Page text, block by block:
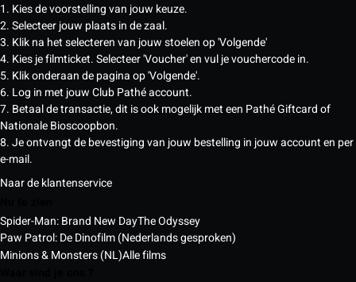
1. Kies de voorstelling van jouw keuze.
2. Selecteer jouw plaats in de zaal.
3. Klik na het selecteren van jouw stoelen op 'Volgende'
4. Kies je filmticket. Selecteer 'Voucher' en vul je vouchercode in.
5. Klik onderaan de pagina op 'Volgende'.
6. Log in met jouw Club Pathé account.
7. Betaal de transactie, dit is ook mogelijk met een Pathé Giftcard of
Nationale Bioscoopbon.
8. Je ontvangt de bevestiging van jouw bestelling in jouw account en per
e-mail.
Naar de klantenservice
Spider-Man: Brand New DayThe Odyssey
Paw Patrol: De Dinofilm (Nederlands gesproken)
Minions & Monsters (NL)Alle films